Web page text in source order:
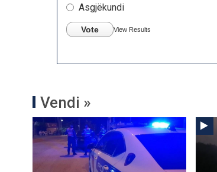
Asgjëkundi
Vote View Results
Vendi »